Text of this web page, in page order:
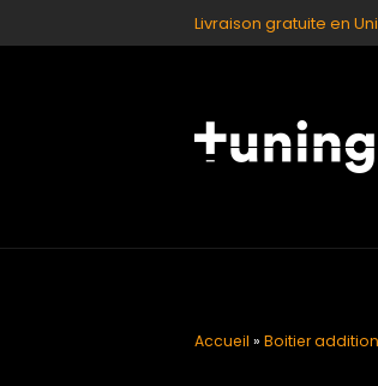
Livraison gratuite en
Accueil » Boitier